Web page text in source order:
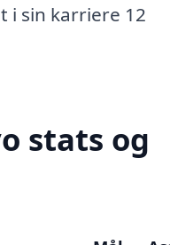
i sin karriere 12
stats og